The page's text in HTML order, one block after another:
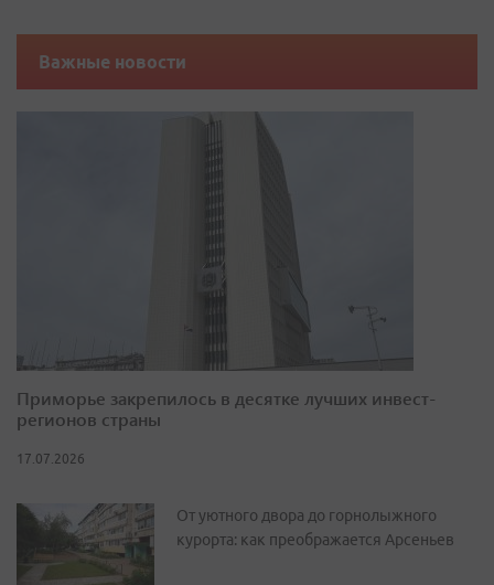
Важные новости
Приморье закрепилось в десятке лучших инвест-
регионов страны
17.07.2026
От уютного двора до горнолыжного
курорта: как преображается Арсеньев